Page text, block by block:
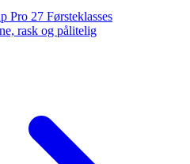
Pro 27 Førsteklasses
rask og pålitelig